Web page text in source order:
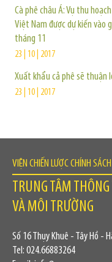
Cà phê châu Á: Vụ thu
Việt Nam được dự kiến vào
tháng 11
23 | 10 | 2017
Xuất khẩu cả phê sẽ thuận
23 | 10 | 2017
VIỆN CHIẾN LƯỢC CHÍNH
TRUNG TÂM
VÀ MÔI TRƯỜNG
Số 16 Thụy Khuê - Tây Hồ -
Tel: 024.66883264